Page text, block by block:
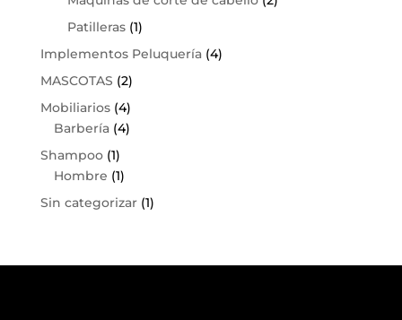
Patilleras (1)
Implementos Peluquería (4)
MASCOTAS (2)
Mobiliarios (4)
Barbería (4)
Shampoo (1)
Hombre (1)
Sin categorizar (1)